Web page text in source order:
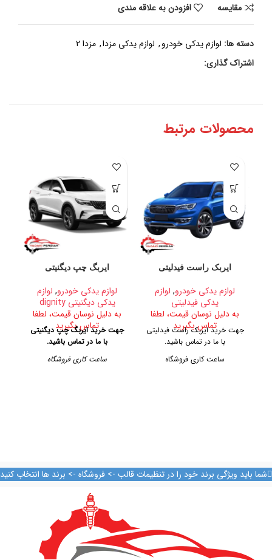
مقايسه
افزودن به علاقه مندی
دسته ها: لوازم یدکی خودرو, لوازم یدکی مزدا, مزدا 2
اشتراک گذاری:
محصولات مرتبط
ایربک راست فیدلیتی
لوازم یدکی خودرو, لوازم
یدکی فیدلیتی
به دلیل نوسان قیمت، لطفا
تماس بگیرید
جهت خرید ایربک راست فیدلیتی
با ما در تماس باشید.
ساعت کاری فروشگاه
09128884461
ایربگ چپ دیگنیتی
لوازم یدکی خودرو, لوازم
یدکی دیگنیتی dignity
به دلیل نوسان قیمت، لطفا
تماس بگیرید
جهت خرید ایربگ چپ دیگنیتی
با ما در تماس باشید.
ساعت کاری فروشگاه
09128884461
09124847876
شما باید ویژگی برند خود را در تنظیمات قالب -> فروشگاه -> برند ها انتخاب کنید